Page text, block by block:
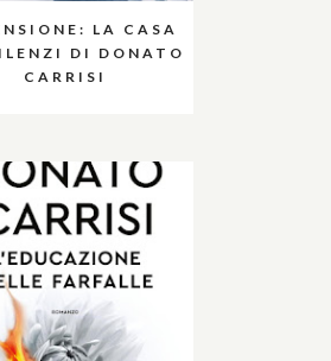
LA CASA
DI DONATO
CARRISI